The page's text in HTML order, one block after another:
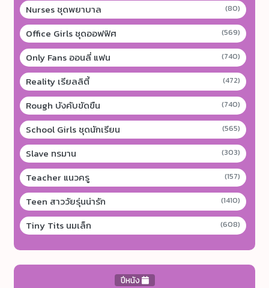
Nurses ชุดพยาบาล (80)
Office Girls ชุดออฟฟิศ (569)
Only Fans ออนลี่ แฟน (740)
Reality เรียลลิตี้ (472)
Rough บังคับขัดขืน (740)
School Girls ชุดนักเรียน (565)
Slave ทรมาน (303)
Teacher แนวครู (157)
Teen สาววัยรุ่นน่ารัก (1410)
Tiny Tits นมเล็ก (608)
ปีหนัง